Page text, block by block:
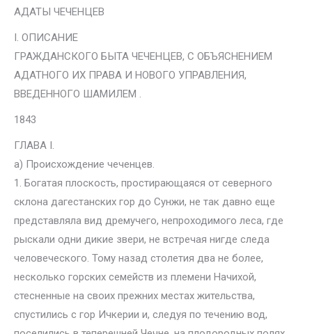
АДАТЫ ЧЕЧЕНЦЕВ
I. ОПИСАНИЕ
ГРАЖДАНСКОГО БЫТА ЧЕЧЕНЦЕВ, С ОБЪЯСНЕНИЕМ
АДАТНОГО ИХ ПРАВА И НОВОГО УПРАВЛЕНИЯ,
ВВЕДЕННОГО ШАМИЛЕМ .
1843
ГЛАВА I.
а) Происхождение чеченцев.
1. Богатая плоскость, простирающаяся от северного
склона дагестанских гор до Сунжи, не так давно еще
представляла вид дремучего, непроходимого леса, где
рыскали одни дикие звери, не встречая нигде следа
человеческого. Тому назад столетия два не более,
несколько горских семейств из племени Начихой,
стесненные на своих прежних местах жительства,
спустились с гор Ичкерии и, следуя по течению вод,